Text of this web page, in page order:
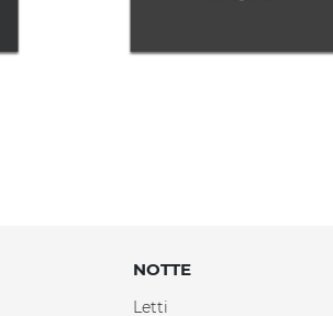
NOTTE
Letti